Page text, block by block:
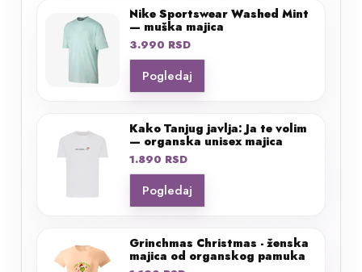
Nike Sportswear Washed Mint
— muška majica
3.990 RSD
Pogledaj
Kako Tanjug javlja: Ja te volim
— organska unisex majica
1.890 RSD
Pogledaj
Grinchmas Christmas - ženska
majica od organskog pamuka